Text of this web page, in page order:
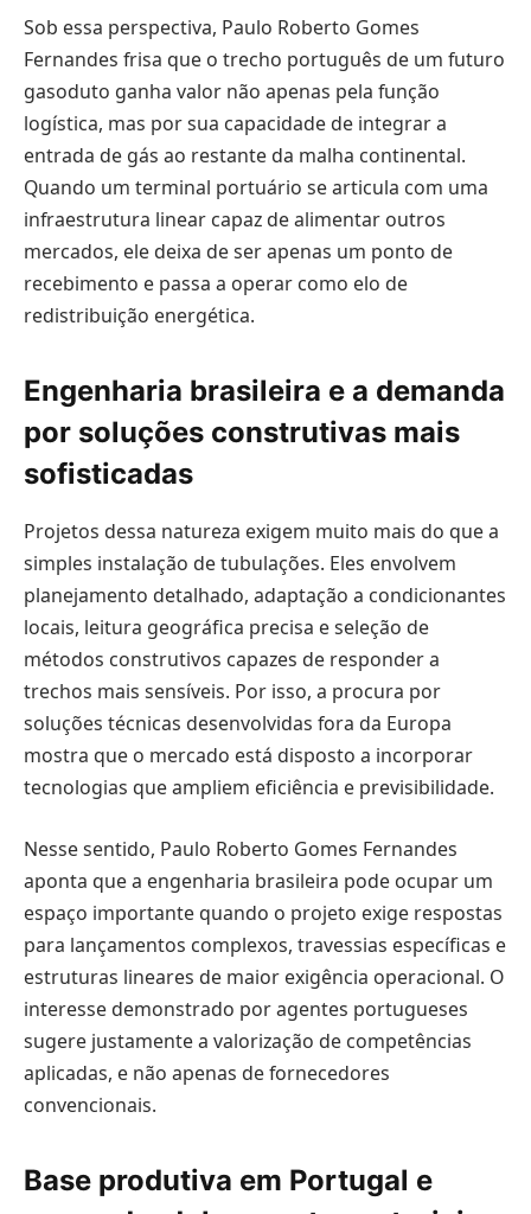
Sob essa perspectiva, Paulo Roberto Gomes
Fernandes frisa que o trecho português de um futuro
gasoduto ganha valor não apenas pela função
logística, mas por sua capacidade de integrar a
entrada de gás ao restante da malha continental.
Quando um terminal portuário se articula com uma
infraestrutura linear capaz de alimentar outros
mercados, ele deixa de ser apenas um ponto de
recebimento e passa a operar como elo de
redistribuição energética.
Engenharia brasileira e a demanda
por soluções construtivas mais
sofisticadas
Projetos dessa natureza exigem muito mais do que a
simples instalação de tubulações. Eles envolvem
planejamento detalhado, adaptação a condicionantes
locais, leitura geográfica precisa e seleção de
métodos construtivos capazes de responder a
trechos mais sensíveis. Por isso, a procura por
soluções técnicas desenvolvidas fora da Europa
mostra que o mercado está disposto a incorporar
tecnologias que ampliem eficiência e previsibilidade.
Nesse sentido, Paulo Roberto Gomes Fernandes
aponta que a engenharia brasileira pode ocupar um
espaço importante quando o projeto exige respostas
para lançamentos complexos, travessias específicas e
estruturas lineares de maior exigência operacional. O
interesse demonstrado por agentes portugueses
sugere justamente a valorização de competências
aplicadas, e não apenas de fornecedores
convencionais.
Base produtiva em Portugal e